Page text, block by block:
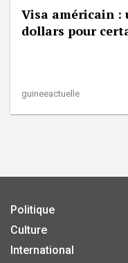
Visa américain :
dollars pour
guineeactuelle
Politique
Culture
International